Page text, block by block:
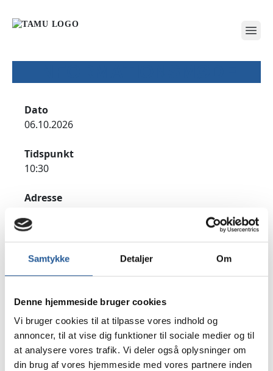
Samtykke Detaljer Om
Denne hjemmeside bruger cookies
Vi bruger cookies til at tilpasse vores indhold og
annoncer, til at vise dig funktioner til sociale medier og til
at analysere vores trafik. Vi deler også oplysninger om
din brug af vores hjemmeside med vores partnere inden
open
Dato
06.10.2026
Tidspunkt
10:30
Adresse
Nørresundby
Udfyld formularen for at tilmelde dig til
Dit navn*